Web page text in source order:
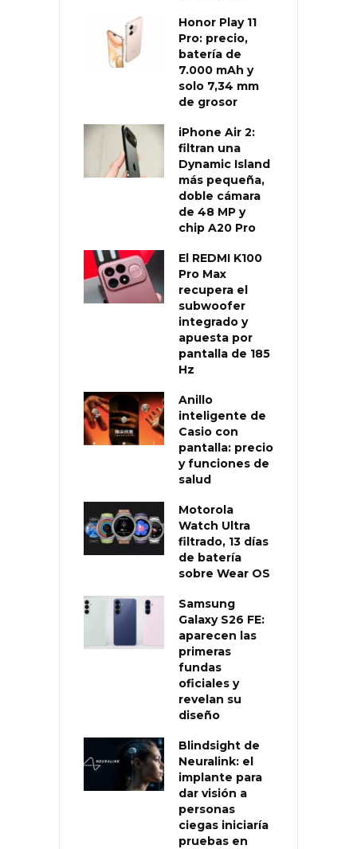
Honor Play 11
Pro: precio,
batería de
7.000 mAh y
solo 7,34 mm
de grosor
iPhone Air 2:
filtran una
Dynamic Island
más pequeña,
doble cámara
de 48 MP y
chip A20 Pro
El REDMI K100
Pro Max
recupera el
subwoofer
integrado y
apuesta por
pantalla de 185
Hz
Anillo
inteligente de
Casio con
pantalla: precio
y funciones de
salud
Motorola
Watch Ultra
filtrado, 13 días
de batería
sobre Wear OS
Samsung
Galaxy S26 FE:
aparecen las
primeras
fundas
oficiales y
revelan su
diseño
Blindsight de
Neuralink: el
implante para
dar visión a
personas
ciegas iniciaría
pruebas en